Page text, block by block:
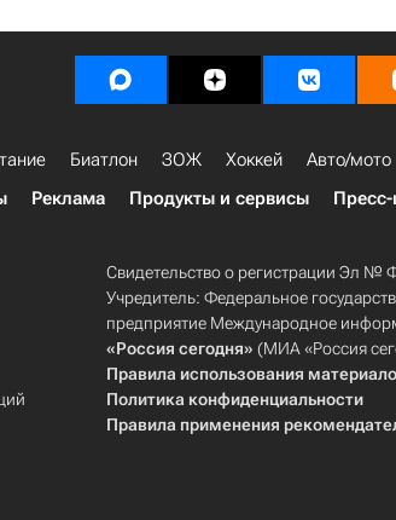
Биатлон ЗОЖ Хоккей Авто/мото
Реклама Продукты и сервисы
Свидетельство о регистрации Эл №
Учредитель: Федеральное
предприятие Международное
«Россия сегодня» (МИА «Россия
Правила использования
Политика конфиденциальности
Правила применения